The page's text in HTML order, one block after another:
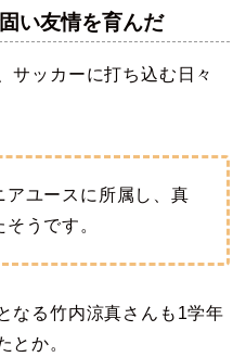
い友情を育んだ
サッカーに打ち込む日々
アユースに所属し、真
うです。
なる竹内涼真さんも1学年
とか。